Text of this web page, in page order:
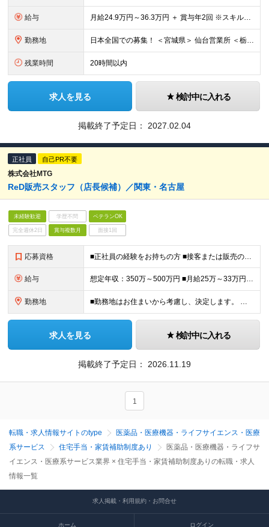
給与 月給24.9万円～36.3万円 ＋ 賞与年2回 ※スキル・経験を考慮して決定 ※残業代は1分単位で別途全額支給（みなし残業なし） ※試用期間3ヵ月あり。期間中の給与・待遇の差異はありません
勤務地 日本全国での募集！ ＜宮城県＞ 仙台営業所 ＜栃木県＞ 足利営業所 宇都宮営業所 ＜群馬県＞ 群馬営業所 ＜埼玉県＞ 上尾営業所 川越営業所 ＜千葉県＞ 千葉稲毛営業所
残業時間 20時間以内
求人を見る 検討中に入れる
掲載終了予定日： 2027.02.04
正社員 自己PR不要
株式会社MTG
ReD販売スタッフ（店長候補）／関東・名古屋
未経験歓迎 学歴不問 ベテランOK
完全週休2日 賞与複数月 面接1回
応募資格 ■正社員の経験をお持ちの方 ■接客または販売のご経験をお持ちの方（業界不問）
給与 想定年収：350万～500万円 ■月給25万～33万円 ┗エリア手当／関東2万、 関西1万 ※応相談。経験や能力などを考慮し、当社規定により決定します ※3ヶ月の試用期間があります。期間中の給与・
勤務地 ■勤務地はお住まいから考慮し、決定します。 【募集店舗】 ・渋谷ヒカリエ ・ららぽーと富士見 ・亀戸エリア ・名古屋エリア ・海老名エリア ・川崎エリア ・越谷エリア ・横浜エリア ・立川エリア
求人を見る 検討中に入れる
掲載終了予定日： 2026.11.19
1
転職・求人情報サイトのtype
医薬品・医療機器・ライフサイエンス・医療
系サービス
住宅手当・家賃補助制度あり
医薬品・医療機器・ライフサ
イエンス・医療系サービス業界 × 住宅手当・家賃補助制度ありの転職・求人
情報一覧
求人掲載・利用規約・お問合せ
ホーム ログイン